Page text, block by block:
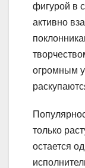
фигурой в
активно
огромным
только
остается